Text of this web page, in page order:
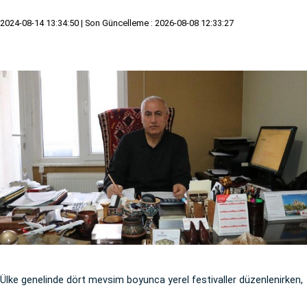
2024-08-14 13:34:50 | Son Güncelleme : 2026-08-08 12:33:27
Ülke genelinde dört mevsim boyunca yerel festivaller düzenlenirken,